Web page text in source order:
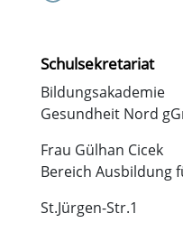
Schulsekretariat
Bildungsakademie
Gesundheit Nord
Frau Gülhan Cicek
Bereich Ausbildung
St.Jürgen-Str.1